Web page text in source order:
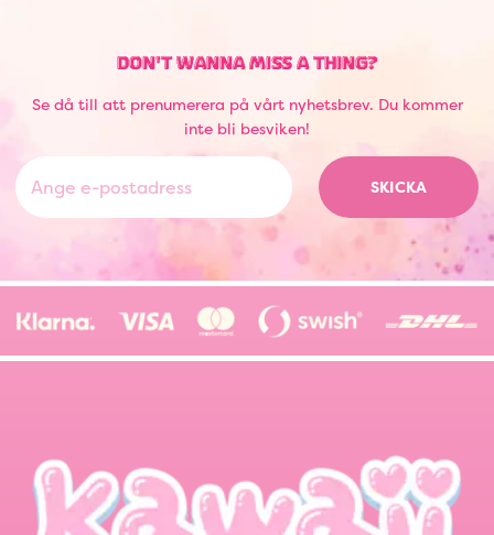
DON'T WANNA MISS A THING?
Se då till att prenumerera på vårt nyhetsbrev. Du kommer
inte bli besviken!
SKICKA